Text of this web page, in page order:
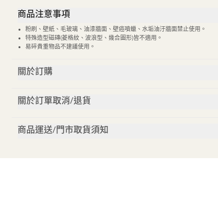
商品注意事項
粉刷、壁紙、毛玻璃、油漆牆面、壁癌噴蠟、水垢油汙牆面禁止使用。
特殊造型磁磚(菱格紋、波浪型、幾合圖形)皆不適用。
易碎貴重物品不建議使用。
關於訂購
關於訂單取消/退貨
商品運送/門市取貨須知